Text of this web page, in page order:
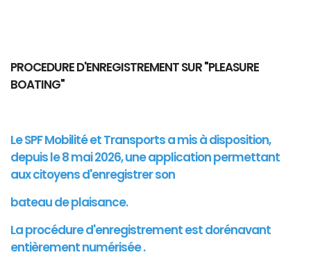
PROCEDURE D'ENREGISTREMENT SUR "PLEASURE
BOATING"
Le SPF Mobilité et Transports a mis à disposition,
depuis le 8 mai 2026, une application permettant
aux citoyens d'enregistrer son
bateau de plaisance.
La procédure d'enregistrement est dorénavant
entièrement numérisée .